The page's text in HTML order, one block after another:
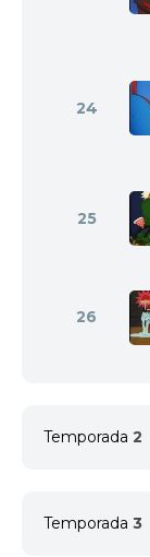
24
25
26
Temporada 2
Temporada 3